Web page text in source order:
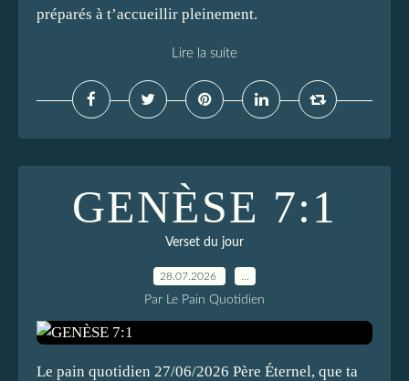
préparés à t’accueillir pleinement.
Lire la suite
GENÈSE 7:1
Verset du jour
28.07.2026
Par Le Pain Quotidien
Le pain quotidien 27/06/2026 Père Éternel, que ta